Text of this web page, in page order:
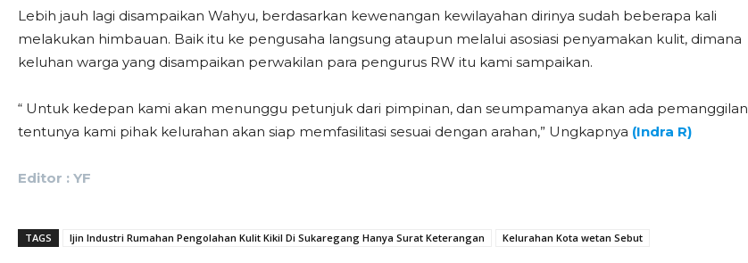
Lebih jauh lagi disampaikan Wahyu, berdasarkan kewenangan kewilayahan dirinya sudah beberapa kali
melakukan himbauan. Baik itu ke pengusaha langsung ataupun melalui asosiasi penyamakan kulit, dimana
keluhan warga yang disampaikan perwakilan para pengurus RW itu kami sampaikan.
“ Untuk kedepan kami akan menunggu petunjuk dari pimpinan, dan seumpamanya akan ada pemanggilan
tentunya kami pihak kelurahan akan siap memfasilitasi sesuai dengan arahan,” Ungkapnya (Indra R)
Editor : YF
TAGS Ijin Industri Rumahan Pengolahan Kulit Kikil Di Sukaregang Hanya Surat Keterangan Kelurahan Kota wetan Sebut